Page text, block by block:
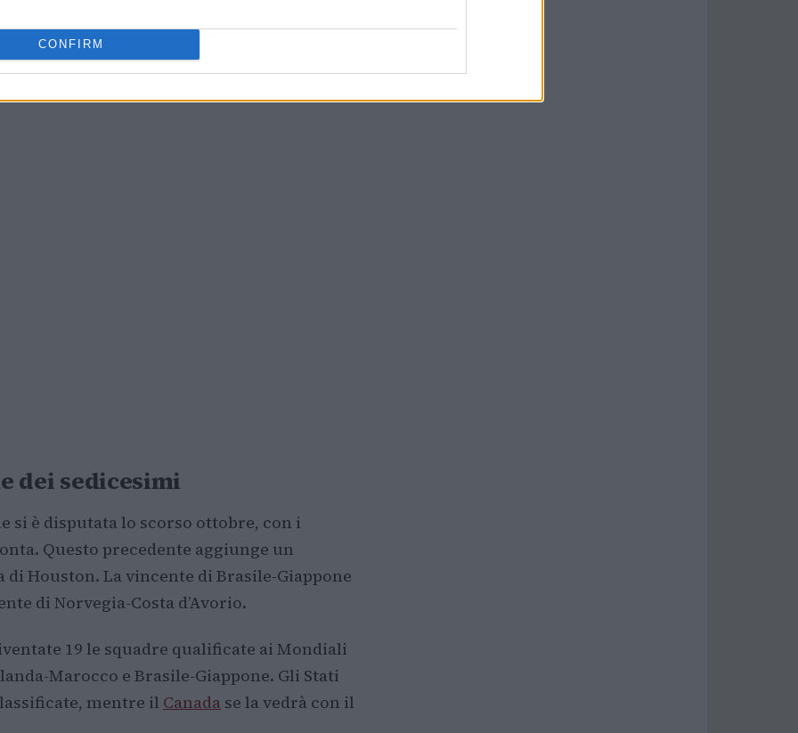
CONFIRM
che abbia fatto molti progressi
“È un peccato che non abbia potuto
con noi. Ma ovviamente può giocare più
della partita e da come si svilupperà.”
dei sedicesimi
si è disputata lo scorso ottobre, con i
Questo precedente aggiunge un
Houston. La vincente di Brasile-Giappone
di Norvegia-Costa d’Avorio.
19 le squadre qualificate ai Mondiali
Marocco e Brasile-Giappone. Gli Stati
mentre il Canada se la vedrà con il